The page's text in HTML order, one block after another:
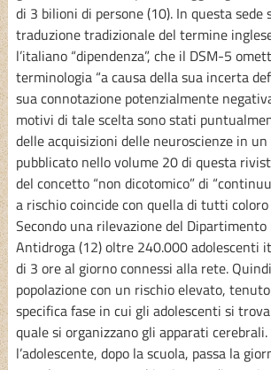
di 3 bilioni di persone (10). In questa sede
traduzione tradizionale del termine
l’italiano “dipendenza”, che il DSM-5
terminologia “a causa della sua incerta
sua connotazione potenzialmente
motivi di tale scelta sono stati
delle acquisizioni delle neuroscienze in
pubblicato nello volume 20 di questa
del concetto “non dicotomico” di
a rischio coincide con quella di tutti
Secondo una rilevazione del
Antidroga (12) oltre 240.000 adolescenti
di 3 ore al giorno connessi alla rete.
popolazione con un rischio elevato,
specifica fase in cui gli adolescenti si
quale si organizzano gli apparati
l’adolescente, dopo la scuola, passa la